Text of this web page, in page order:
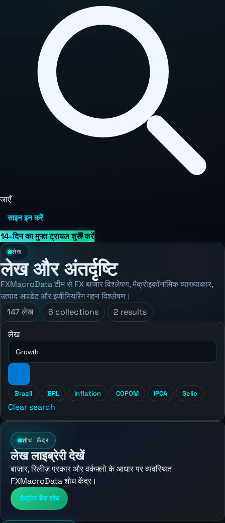
जाएँ
साइन इन करें
14-दिन का मुफ्त ट्रायल शुरू करें
लेख
लेख और अंतर्दृष्टि
FXMacroData टीम से FX बाजार विश्लेषण, मैक्रोइकॉनॉमिक व्याख्याकार,
उत्पाद अपडेट और इंजीनियरिंग गहन विश्लेषण।
147 लेख
6 collections 2 results
लेख
Brazil BRL Inflation COPOM IPCA Selic
Clear search
शोध केंद्र
लेख लाइब्रेरी देखें
बाज़ार, रिलीज़ प्रकार और वर्कफ़्लो के आधार पर व्यवस्थित
FXMacroData शोध केंद्र।
केंद्रीय बैंक शोध